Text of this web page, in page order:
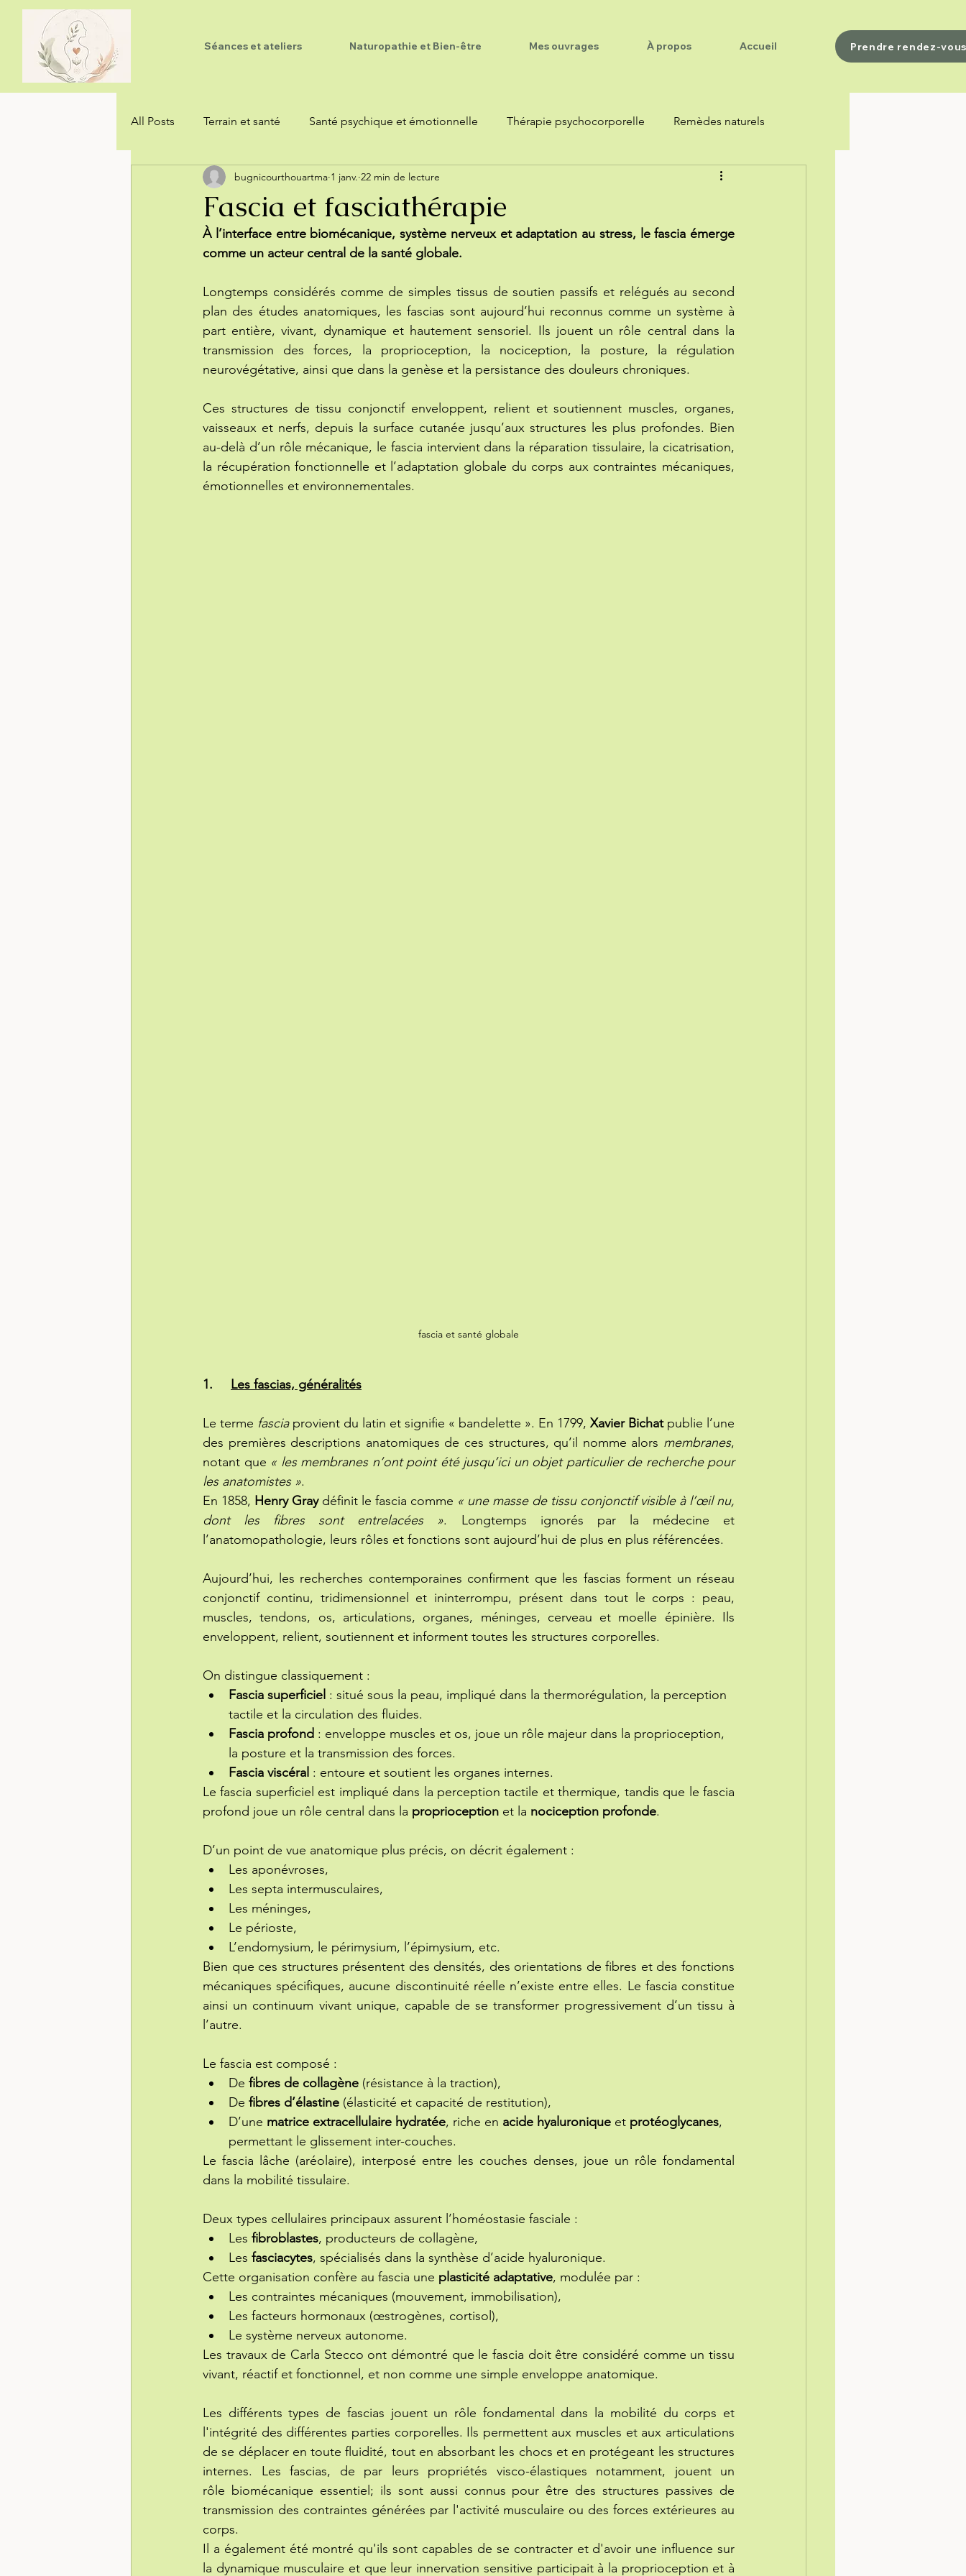
Accueil
À propos
Mes ouvrages
Naturopathie et Bien-être
Séances et ateliers Prendre rendez-
All Posts Terrain et santé Santé psychique et émotionnelle Thérapie psychocorporelle Remèdes naturels
Hygiénisme et vitalisme
Fascia et fasciathérapie
bugnicourthouartma 1 janv. 22 min de lecture
À l’interface entre biomécanique, système nerveux et adaptation au stress, le fascia émerge
comme un acteur central de la santé globale.
Longtemps considérés comme de simples tissus de soutien passifs et relégués au second
plan des études anatomiques, les fascias sont aujourd’hui reconnus comme un système à
part entière, vivant, dynamique et hautement sensoriel. Ils jouent un rôle central dans la
transmission des forces, la proprioception, la nociception, la posture, la régulation
neurovégétative, ainsi que dans la genèse et la persistance des douleurs chroniques.
Ces structures de tissu conjonctif enveloppent, relient et soutiennent muscles, organes,
vaisseaux et nerfs, depuis la surface cutanée jusqu’aux structures les plus profondes. Bien
au-delà d’un rôle mécanique, le fascia intervient dans la réparation tissulaire, la cicatrisation,
la récupération fonctionnelle et l’adaptation globale du corps aux contraintes mécaniques,
émotionnelles et environnementales.
fascia et santé globale
1. Les fascias, généralités
Le terme fascia provient du latin et signifie « bandelette ». En 1799, Xavier Bichat publie l’une
des premières descriptions anatomiques de ces structures, qu’il nomme alors membranes,
notant que « les membranes n’ont point été jusqu’ici un objet particulier de recherche pour
les anatomistes ».
En 1858, Henry Gray définit le fascia comme « une masse de tissu conjonctif visible à l’œil nu,
dont les fibres sont entrelacées ». Longtemps ignorés par la médecine et
l’anatomopathologie, leurs rôles et fonctions sont aujourd’hui de plus en plus référencées.
Aujourd’hui, les recherches contemporaines confirment que les fascias forment un réseau
conjonctif continu, tridimensionnel et ininterrompu, présent dans tout le corps : peau,
muscles, tendons, os, articulations, organes, méninges, cerveau et moelle épinière. Ils
enveloppent, relient, soutiennent et informent toutes les structures corporelles.
On distingue classiquement :
Fascia superficiel : situé sous la peau, impliqué dans la thermorégulation, la perception
tactile et la circulation des fluides.
Fascia profond : enveloppe muscles et os, joue un rôle majeur dans la proprioception,
la posture et la transmission des forces.
Fascia viscéral : entoure et soutient les organes internes.
Le fascia superficiel est impliqué dans la perception tactile et thermique, tandis que le fascia
profond joue un rôle central dans la proprioception et la nociception profonde.
D’un point de vue anatomique plus précis, on décrit également :
Les aponévroses,
Les septa intermusculaires,
Les méninges,
Le périoste,
L’endomysium, le périmysium, l’épimysium, etc.
Bien que ces structures présentent des densités, des orientations de fibres et des fonctions
mécaniques spécifiques, aucune discontinuité réelle n’existe entre elles. Le fascia constitue
ainsi un continuum vivant unique, capable de se transformer progressivement d’un tissu à
l’autre.
Le fascia est composé :
De fibres de collagène (résistance à la traction),
De fibres d’élastine (élasticité et capacité de restitution),
D’une matrice extracellulaire hydratée, riche en acide hyaluronique et protéoglycanes,
permettant le glissement inter-couches.
Le fascia lâche (aréolaire), interposé entre les couches denses, joue un rôle fondamental
dans la mobilité tissulaire.
Deux types cellulaires principaux assurent l’homéostasie fasciale :
Les fibroblastes, producteurs de collagène,
Les fasciacytes, spécialisés dans la synthèse d’acide hyaluronique.
Cette organisation confère au fascia une plasticité adaptative, modulée par :
Les contraintes mécaniques (mouvement, immobilisation),
Les facteurs hormonaux (œstrogènes, cortisol),
Le système nerveux autonome.
Les travaux de Carla Stecco ont démontré que le fascia doit être considéré comme un tissu
vivant, réactif et fonctionnel, et non comme une simple enveloppe anatomique.
Les différents types de fascias jouent un rôle fondamental dans la mobilité du corps et
l'intégrité des différentes parties corporelles. Ils permettent aux muscles et aux articulations
de se déplacer en toute fluidité, tout en absorbant les chocs et en protégeant les structures
internes. Les fascias, de par leurs propriétés visco-élastiques notamment, jouent un
rôle biomécanique essentiel; ils sont aussi connus pour être des structures passives de
transmission des contraintes générées par l'activité musculaire ou des forces extérieures au
corps.
Il a également été montré qu'ils sont capables de se contracter et d'avoir une influence sur
la dynamique musculaire et que leur innervation sensitive participait à la proprioception et à